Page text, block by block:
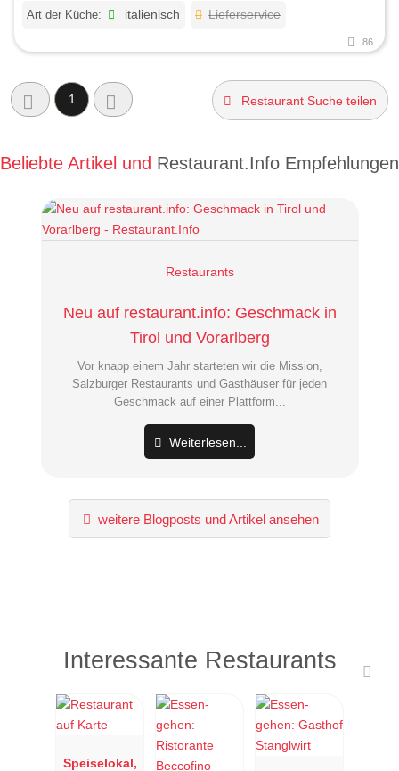
Art der Küche: italienisch Lieferservice
86
1 Restaurant Suche teilen
Beliebte Artikel und Restaurant.Info Empfehlungen
Neu auf restaurant.info: Geschmack in
Tirol und Vorarlberg
Restaurants
Vor knapp einem Jahr starteten wir die Mission,
Salzburger Restaurants und Gasthäuser für jeden
Geschmack auf einer Plattform...
Weiterlesen...
weitere Blogposts und Artikel ansehen
Interessante Restaurants
Speiselokal,